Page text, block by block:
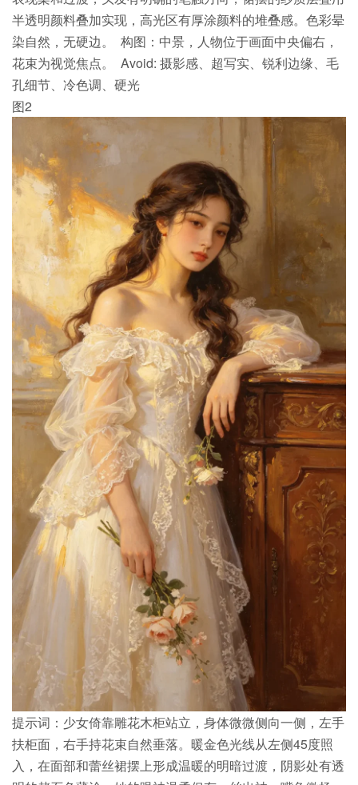
半透明颜料叠加实现，高光区有厚涂颜料的堆叠感。色彩晕
染自然，无硬边。 构图：中景，人物位于画面中央偏右，
花束为视觉焦点。 Avoid: 摄影感、超写实、锐利边缘、毛
孔细节、冷色调、硬光
图2
提示词：少女倚靠雕花木柜站立，身体微微侧向一侧，左手
扶柜面，右手持花束自然垂落。暖金色光线从左侧45度照
入，在面部和蕾丝裙摆上形成温暖的明暗过渡，阴影处有透